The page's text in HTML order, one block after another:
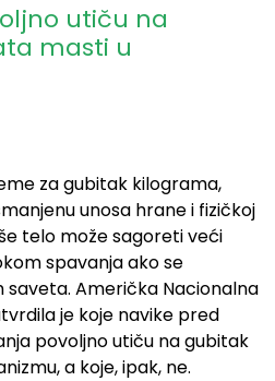
utiču na
masti u
za gubitak kilograma,
unosa hrane i fizičkoj
telo može sagoreti veći
spavanja ako se
Američka Nacionalna
je koje navike pred
povoljno utiču na gubitak
a koje, ipak, ne.